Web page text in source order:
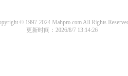
© 1997-2024 Mahpro.com All Rights
更新时间：2026/8/7 13:14:26